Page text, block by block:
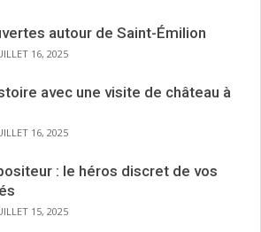
autour de Saint-Émilion
16, 2025
avec une visite de château à
16, 2025
: le héros discret de vos
15, 2025